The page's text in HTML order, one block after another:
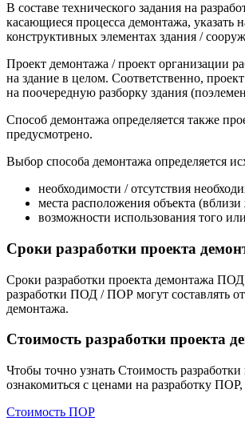
В составе технического задания на
касающиеся процесса демонтажа, указать
конструктивных элементах здания /
Проект демонтажа / проект организации
на здание в целом. Соответственно,
на поочередную разборку здания
Способ демонтажа определяется также
предусмотрено.
Выбор способа демонтажа определяется
необходимости / отсутствия
места расположения объекта
возможности использования того
Сроки разработки проекта
Сроки разработки проекта демонтажа
разработки ПОД / ПОР могут составлять от
демонтажа.
Стоимость разработки проекта
Чтобы точно узнать Стоимость
ознакомиться с ценами на разработку
Стоимость ПОР